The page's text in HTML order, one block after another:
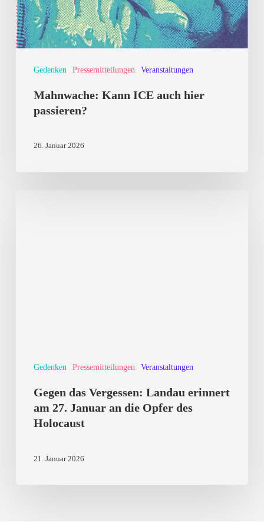
Gedenken Pressemitteilungen Veranstaltungen
Mahnwache: Kann ICE auch hier
passieren?
26. Januar 2026
Gedenken Pressemitteilungen Veranstaltungen
Opfer
Holocaust
Gegen das Vergessen: Landau erinnert
am 27. Januar an die Opfer des
Holocaust
21. Januar 2026